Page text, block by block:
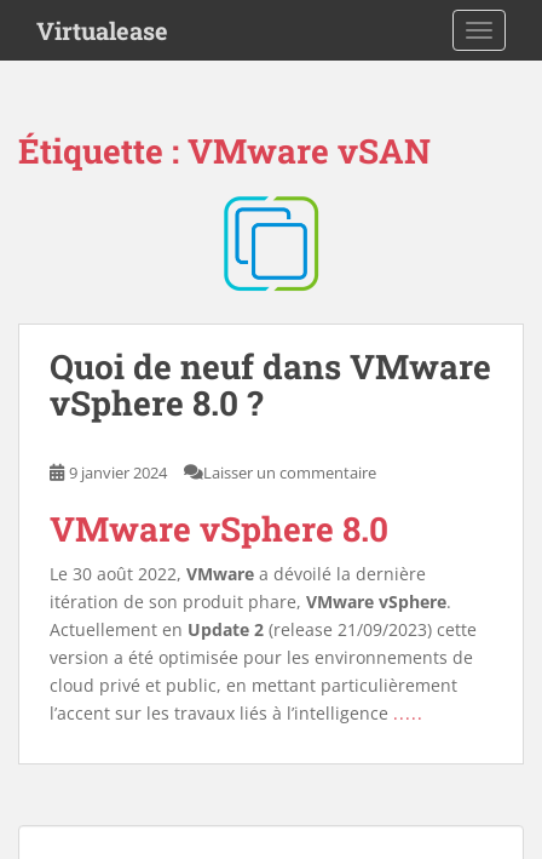
i
Virtualease
Étiquette :VMware vSAN
Quoi de neuf dans VMware
vSphere 8.0 ?
9 janvier 2024 Laisser un commentaire
VMware vSphere 8.0
Le 30 août 2022, VMware a dévoilé la dernière
itération de son produit phare, VMware vSphere.
Actuellement en Update 2 (release 21/09/2023) cette
version a été optimisée pour les environnements de
cloud privé et public, en mettant particulièrement
l’accent sur les travaux liés à l’intelligence .....